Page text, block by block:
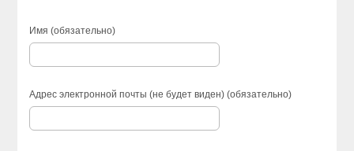
Имя (обязательно)
Адрес электронной почты (не будет виден) (обязательно)